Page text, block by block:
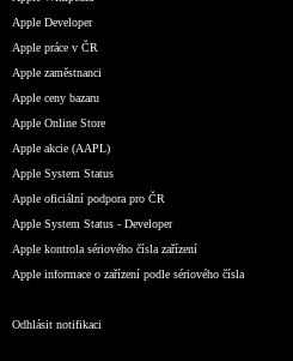
Apple Developer
Apple práce v ČR
Apple zaměstnanci
Apple ceny bazaru
Apple Online Store
Apple akcie (AAPL)
Apple System Status
Apple oficiální podpora pro ČR
Apple System Status - Developer
Apple kontrola sériového čísla zařízení
Apple informace o zařízení podle sériového čísla
Odhlásit notifikaci